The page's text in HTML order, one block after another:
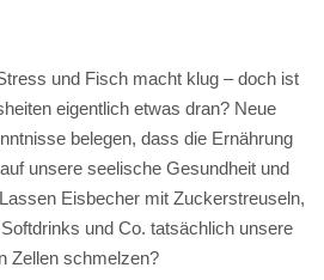
und Fisch macht klug – doch ist
eigentlich etwas dran? Neue
belegen, dass die Ernährung
unsere seelische Gesundheit und
Eisbecher mit Zuckerstreuseln,
und Co. tatsächlich unsere
Zellen schmelzen?